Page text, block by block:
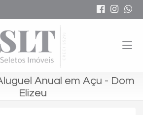
Anual em Açu - Dom
Elizeu